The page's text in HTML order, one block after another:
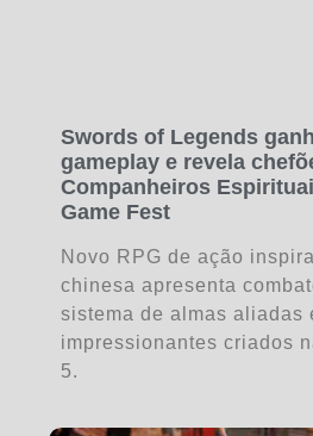
Swords of Legends
gameplay e revela
Companheiros
Game Fest
Novo RPG de ação
chinesa apresenta
sistema de almas aliadas
impressionantes criados
5.